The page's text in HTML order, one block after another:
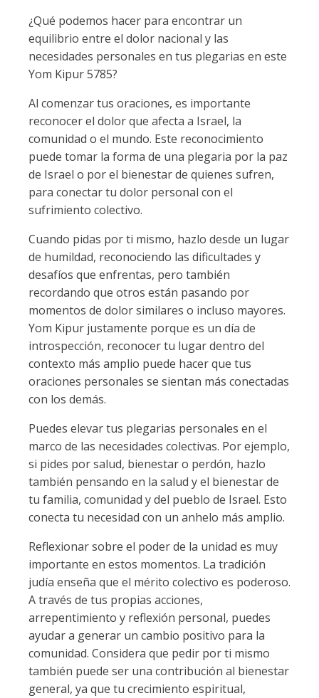
¿Qué podemos hacer para encontrar un
equilibrio entre el dolor nacional y las
necesidades personales en tus plegarias en este
Yom Kipur 5785?
Al comenzar tus oraciones, es importante
reconocer el dolor que afecta a Israel, la
comunidad o el mundo. Este reconocimiento
puede tomar la forma de una plegaria por la paz
de Israel o por el bienestar de quienes sufren,
para conectar tu dolor personal con el
sufrimiento colectivo.
Cuando pidas por ti mismo, hazlo desde un lugar
de humildad, reconociendo las dificultades y
desafíos que enfrentas, pero también
recordando que otros están pasando por
momentos de dolor similares o incluso mayores.
Yom Kipur justamente porque es un día de
introspección, reconocer tu lugar dentro del
contexto más amplio puede hacer que tus
oraciones personales se sientan más conectadas
con los demás.
Puedes elevar tus plegarias personales en el
marco de las necesidades colectivas. Por ejemplo,
si pides por salud, bienestar o perdón, hazlo
también pensando en la salud y el bienestar de
tu familia, comunidad y del pueblo de Israel. Esto
conecta tu necesidad con un anhelo más amplio.
Reflexionar sobre el poder de la unidad es muy
importante en estos momentos. La tradición
judía enseña que el mérito colectivo es poderoso.
A través de tus propias acciones,
arrepentimiento y reflexión personal, puedes
ayudar a generar un cambio positivo para la
comunidad. Considera que pedir por ti mismo
también puede ser una contribución al bienestar
general, ya que tu crecimiento espiritual,